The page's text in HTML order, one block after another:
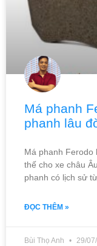
Má phanh
phanh lâu
Má phanh Ferodo
thế cho xe châu
phanh có lịch sử
ĐỌC THÊM »
Bùi Thọ Anh 29/